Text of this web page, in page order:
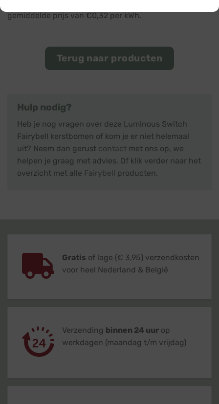
gemiddelde prijs van €0,32 per kWh.
Terug naar producten
Hulp nodig?
Heb je nog vragen over deze Luminous Switch
Fairybell kerstbomen of kom je er niet helemaal
uit? Neem dan gerust contact met ons op, we
helpen je graag met advies. Of klik verder naar het
overzicht met alle Fairybell producten.
Gratis of lage (€ 3,95) verzendkosten
voor heel Nederland & België
Verzending binnen 24 uur op
werkdagen (maandag t/m vrijdag)